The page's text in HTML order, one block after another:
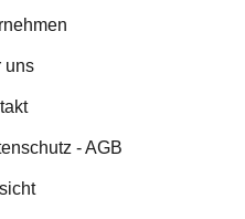
uns
- AGB